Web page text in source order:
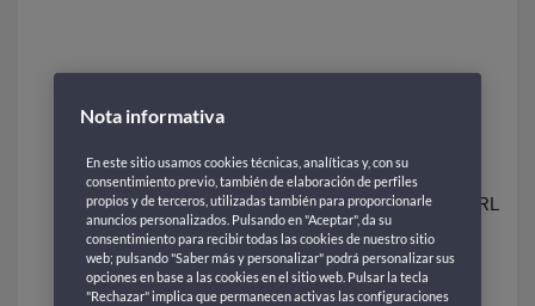
Nota informativa
En este sitio usamos cookies técnicas, analíticas y, con su
consentimiento previo, también de elaboración de perfiles
propios y de terceros, utilizadas también para proporcionarle
anuncios personalizados. Pulsando en "Aceptar", da su
consentimiento para recibir todas las cookies de nuestro sitio
web; pulsando "Saber más y personalizar" podrá personalizar sus
opciones en base a las cookies en el sitio web. Pulsar la tecla
"Rechazar" implica que permanecen activas las configuraciones